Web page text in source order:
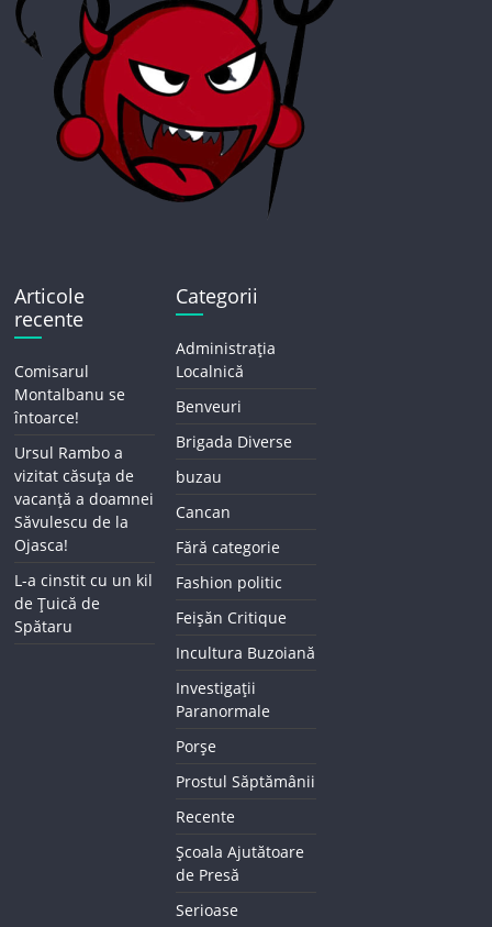
Articole
recente
Comisarul
Montalbanu se
întoarce!
Ursul Rambo a
vizitat căsuța de
vacanță a doamnei
Săvulescu de la
Ojasca!
L-a cinstit cu un kil
de Țuică de
Spătaru
Categorii
Administrația
Localnică
Benveuri
Brigada Diverse
buzau
Cancan
Fără categorie
Fashion politic
Feișăn Critique
Incultura Buzoiană
Investigații
Paranormale
Porșe
Prostul Săptămânii
Recente
Școala Ajutătoare
de Presă
Serioase